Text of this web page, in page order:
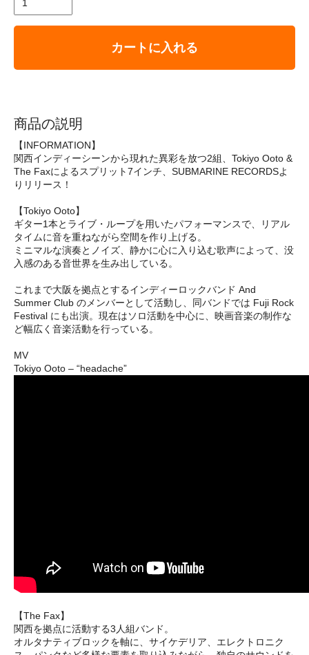
カートに入れる
商品の説明
【INFORMATION】
関西インディーシーンから現れた異彩を放つ2組、Tokiyo Ooto &
The Faxによるスプリット7インチ、SUBMARINE RECORDSよ
りリリース！
【Tokiyo Ooto】
ギター1本とライブ・ループを用いたパフォーマンスで、リアル
タイムに音を重ねながら空間を作り上げる。
ミニマルな演奏とノイズ、静かに心に入り込む歌声によって、没
入感のある音世界を生み出している。
これまで大阪を拠点とするインディーロックバンド And
Summer Club のメンバーとして活動し、同バンドでは Fuji Rock
Festival にも出演。現在はソロ活動を中心に、映画音楽の制作な
ど幅広く音楽活動を行っている。
MV
Tokiyo Ooto – “headache”
【The Fax】
関西を拠点に活動する3人組バンド。
オルタナティブロックを軸に、サイケデリア、エレクトロニク